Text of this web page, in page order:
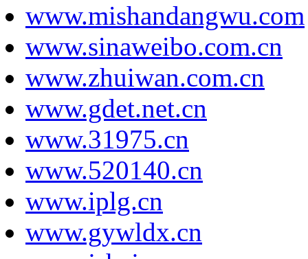
www.mishandangwu.com
www.sinaweibo.com.cn
www.zhuiwan.com.cn
www.gdet.net.cn
www.31975.cn
www.520140.cn
www.iplg.cn
www.gywldx.cn